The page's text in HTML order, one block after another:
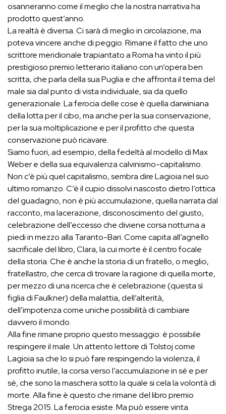
osanneranno come il meglio che la nostra narrativa ha
prodotto quest’anno.
La realtà è diversa. Ci sarà di meglio in circolazione, ma
poteva vincere anche di peggio. Rimane il fatto che uno
scrittore meridionale trapiantato a Roma ha vinto il più
prestigioso premio letterario italiano con un’opera ben
scritta, che parla della sua Puglia e che affronta il tema del
male sia dal punto di vista individuale, sia da quello
generazionale. La ferocia delle cose è quella darwiniana
della lotta per il cibo, ma anche per la sua conservazione,
per la sua moltiplicazione e per il profitto che questa
conservazione può ricavare.
Siamo fuori, ad esempio, della fedeltà al modello di Max
Weber e della sua equivalenza calvinismo-capitalismo.
Non c’è più quel capitalismo, sembra dire Lagioia nel suo
ultimo romanzo. C’è il cupio dissolvi nascosto dietro l’ottica
del guadagno, non è più accumulazione, quella narrata dal
racconto, ma lacerazione, disconoscimento del giusto,
celebrazione dell’eccesso che diviene corsa notturna a
piedi in mezzo alla Taranto-Bari. Come capita all’agnello
sacrificale del libro, Clara, la cui morte è il centro focale
della storia. Che è anche la storia di un fratello, o meglio,
fratellastro, che cerca di trovare la ragione di quella morte,
per mezzo di una ricerca che è celebrazione (questa sì
figlia di Faulkner) della malattia, dell’alterità,
dell’impotenza come uniche possibilità di cambiare
davvero il mondo.
Alla fine rimane proprio questo messaggio: è possibile
respingere il male. Un attento lettore di Tolstoj come
Lagioia sa che lo si può fare respingendo la violenza, il
profitto inutile, la corsa verso l’accumulazione in sé e per
sé, che sono la maschera sotto la quale si cela la volontà di
morte. Alla fine è questo che rimane del libro premio
Strega 2015. La ferocia esiste. Ma può essere vinta.